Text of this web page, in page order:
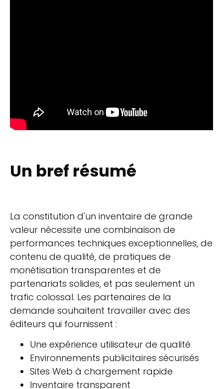
Un bref résumé
La constitution d'un inventaire de grande
valeur nécessite une combinaison de
performances techniques exceptionnelles, de
contenu de qualité, de pratiques de
monétisation transparentes et de
partenariats solides, et pas seulement un
trafic colossal. Les partenaires de la
demande souhaitent travailler avec des
éditeurs qui fournissent :
Une expérience utilisateur de qualité
Environnements publicitaires sécurisés
Sites Web à chargement rapide
Inventaire transparent